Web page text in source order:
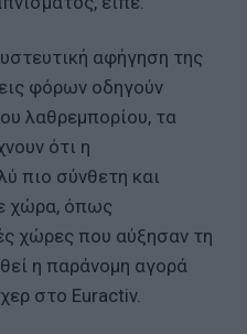
αφήγηση της
φόρων οδηγούν
λαθρεμπορίου, τα
ότι η
πιο σύνθετη και
χώρα, όπως
χώρες που αύξησαν τη
η παράνομη αγορά
στο Euractiv.